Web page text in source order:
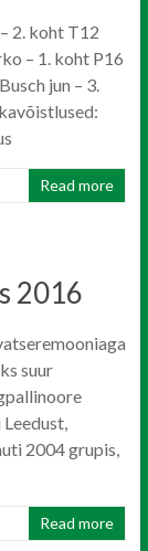
2. koht T12
– 1. koht P16
jun – 3.
Read more
2016
suur
2004 grupis,
Read more